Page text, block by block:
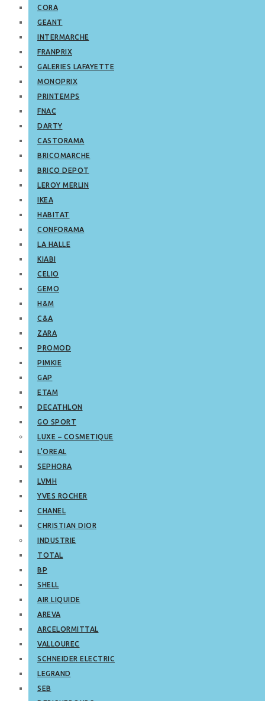
CORA
GEANT
INTERMARCHE
FRANPRIX
GALERIES LAFAYETTE
MONOPRIX
PRINTEMPS
FNAC
DARTY
CASTORAMA
BRICOMARCHE
BRICO DEPOT
LEROY MERLIN
IKEA
HABITAT
CONFORAMA
LA HALLE
KIABI
CELIO
GEMO
H&M
C&A
ZARA
PROMOD
PIMKIE
GAP
ETAM
DECATHLON
GO SPORT
LUXE – COSMETIQUE
L’OREAL
SEPHORA
LVMH
YVES ROCHER
CHANEL
CHRISTIAN DIOR
INDUSTRIE
TOTAL
BP
SHELL
AIR LIQUIDE
AREVA
ARCELORMITTAL
VALLOUREC
SCHNEIDER ELECTRIC
LEGRAND
SEB